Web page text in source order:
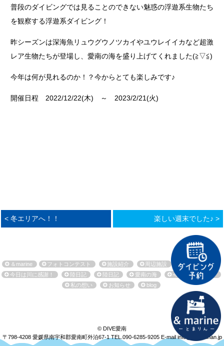
普段のダイビングでは見ることのできない魅惑の浮遊系生物たち
を観察する浮遊系ダイビング！
昨シーズンは深海魚リュウグウノツカイやユウレイイカなど超激
レア生物たちが登場し、愛南の海を盛り上げてくれました(≧▽≦)
今年は何が見れるのか！？今からとても楽しみです♪
開催日程 2022/12/22(木) ～ 2023/2/21(火)
< 冬エリアへ！！ 楽しい週末でした♪ >
＆marine フォトコンテスト 施設紹介 周辺施設
環境保全活動
今日は川に感謝！
陸日記 陸日記 愛南の海
今日も海に感謝！
私の想い
お知らせ blog
© DIVE愛南
〒798-4208 愛媛県南宇和郡愛南町外泊67-1 TEL.090-6285-9205 E-mail info@dive-ainan.jp